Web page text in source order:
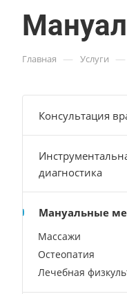
Главная — Услуги —
Консультация
диагностика
Мануальные
Массажи
Остеопатия
Лечебная